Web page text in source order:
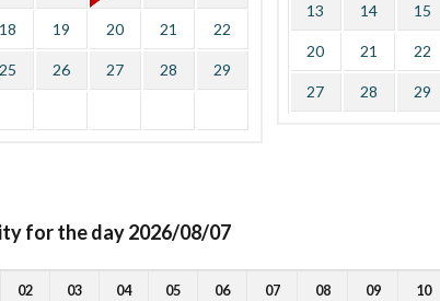
18 19 20 21 22
25 26 27 28 29
13 14 15
20 21 22
27 28 29
for the day 2026/08/07
02 03 04 05 06 07 08 09 10